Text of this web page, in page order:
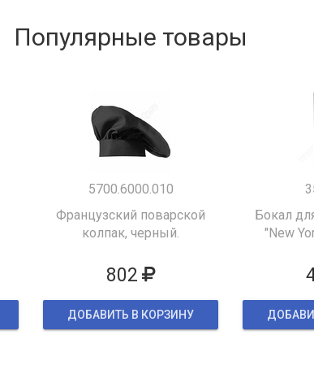
Популярные товары
5700.6000.010
Французский поварской
колпак, черный.
802
ДОБАВИТЬ В КОРЗИНУ
Бокал
"New